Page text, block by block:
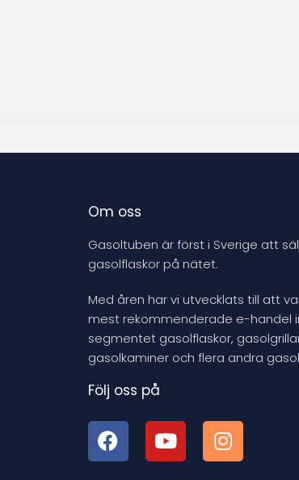
Om oss
Gasoltuben är först i Sverige att
gasolflaskor på nätet.
Med åren har vi utvecklats till att
mest rekommenderade e-handel
segmentet gasolflaskor,
gasolkaminer och flera andra
Följ oss på